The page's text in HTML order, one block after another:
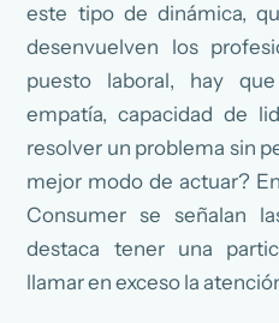
este tipo de dinámica,
desenvuelven los
puesto laboral, hay
empatía, capacidad de
resolver un problema sin
mejor modo de actuar?
Consumer se señalan
destaca tener una
llamar en exceso la